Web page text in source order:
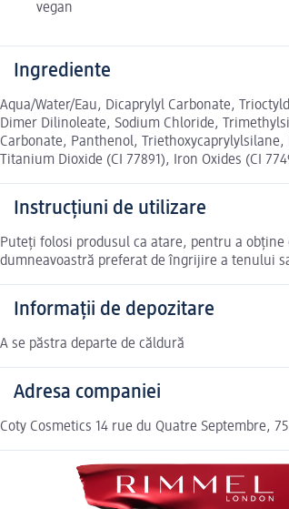
vegan
Ingrediente
Aqua/Water/Eau, Dicaprylyl Carbonate,
Dimer Dilinoleate, Sodium Chloride,
Carbonate, Panthenol,
Titanium Dioxide (CI 77891), Iron Oxides (CI
Instrucțiuni de utilizare
Puteți folosi produsul ca atare, pentru a
dumneavoastră preferat de îngrijire a tenului
Informații de depozitare
A se păstra departe de căldură
Adresa companiei
Coty Cosmetics 14 rue du Quatre Septembre,